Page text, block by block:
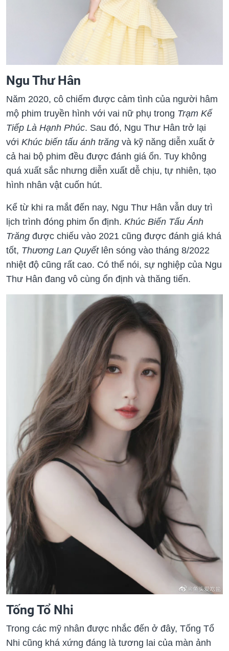
Ngu Thư Hân
Năm 2020, cô chiếm được cảm tình của người hâm
mộ phim truyền hình với vai nữ phụ trong Trạm Kế
Tiếp Là Hạnh Phúc. Sau đó, Ngu Thư Hân trở lại
với Khúc biến tấu ánh trăng và kỹ năng diễn xuất ở
cả hai bộ phim đều được đánh giá ổn. Tuy không
quá xuất sắc nhưng diễn xuất dễ chịu, tự nhiên, tạo
hình nhân vật cuốn hút.
Kể từ khi ra mắt đến nay, Ngu Thư Hân vẫn duy trì
lịch trình đóng phim ổn định. Khúc Biến Tấu Ánh
Trăng được chiếu vào 2021 cũng được đánh giá khá
tốt, Thương Lan Quyết lên sóng vào tháng 8/2022
nhiệt độ cũng rất cao. Có thể nói, sự nghiệp của Ngu
Thư Hân đang vô cùng ổn định và thăng tiến.
Tống Tổ Nhi
Trong các mỹ nhân được nhắc đến ở đây, Tống Tổ
Nhi cũng khá xứng đáng là tương lai của màn ảnh